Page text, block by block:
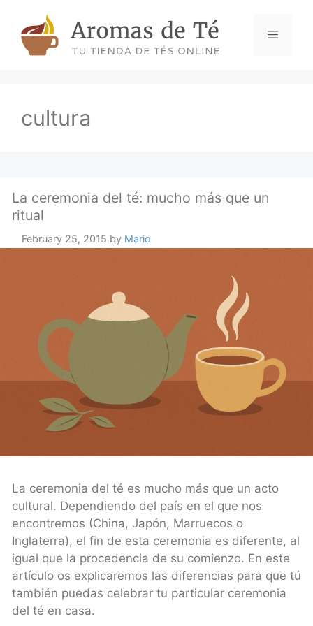
content
Menu
cultura
La ceremonia del té: mucho más que un
ritual
February 25, 2015 by Mario
La ceremonia del té es mucho más que un acto
cultural. Dependiendo del país en el que nos
encontremos (China, Japón, Marruecos o
Inglaterra), el fin de esta ceremonia es diferente, al
igual que la procedencia de su comienzo. En este
artículo os explicaremos las diferencias para que tú
también puedas celebrar tu particular ceremonia
del té en casa.